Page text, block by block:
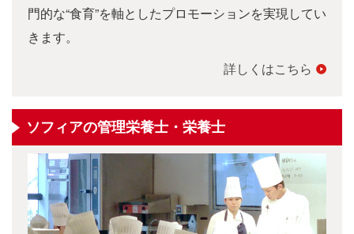
門的な“食育”を軸としたプロモーションを実現してい
きます。
詳しくはこちら
ソフィアの管理栄養士・栄養士